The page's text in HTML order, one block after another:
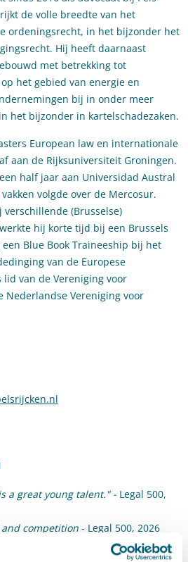
de volle breedte van het
ordeningsrecht, in het bijzonder het
Hij heeft daarnaast
met betrekking tot
het gebied van energie en
bij in onder meer
het bijzonder in kartelschadezaken.
European law en internationale
aan de Rijksuniversiteit Groningen.
half jaar aan Universidad Austral
volgde over de Mercosur.
(Brusselse)
hij korte tijd bij een Brussels
Blue Book Traineeship bij het
van de Europese
lid van de Vereniging voor
Nederlandse Vereniging voor
a great young talent." - Legal 500,
and competition - Legal 500, 2026